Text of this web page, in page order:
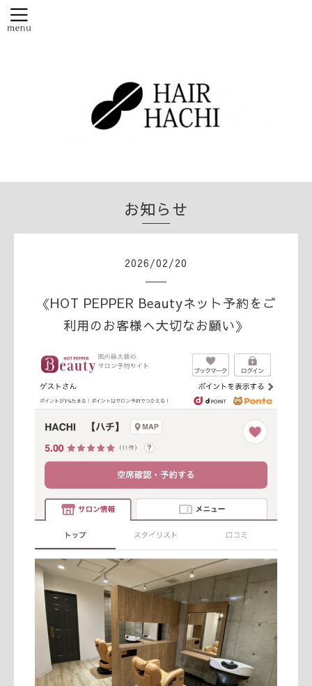
お知らせ
2026/02/20
《HOT PEPPER Beautyネット予約をご
利用のお客様へ大切なお願い》